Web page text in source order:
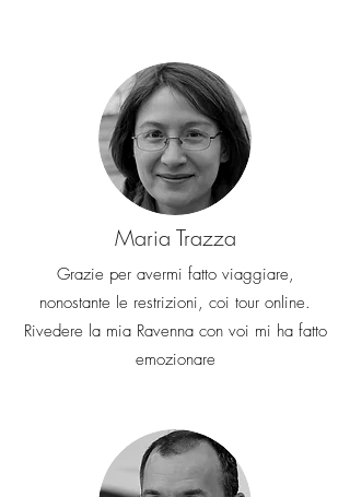
dovuto
Maria Trazza
Grazie per avermi fatto viaggiare,
nonostante le restrizioni, coi tour online.
Rivedere la mia Ravenna con voi mi ha fatto
emozionare